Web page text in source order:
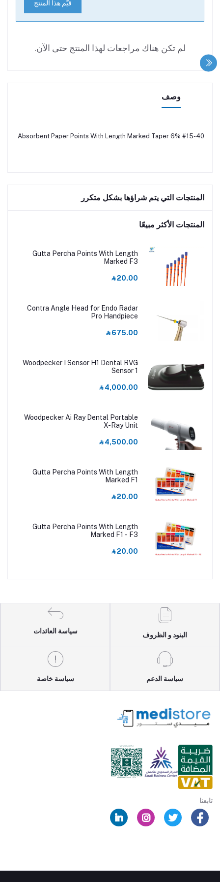
قيّم هذا المنتج
لم تكن هناك مراجعات لهذا المنتج حتى الآن.
وصف
Absorbent Paper Points With Length Marked Taper 6% #15-40
المنتجات التي يتم شراؤها بشكل متكرر
المنتجات الأكثر مبيعًا
Gutta Percha Points With Length
Marked F3
‎⃁ 20.00
Contra Angle Head for Endo Radar
Pro Handpiece
‎⃁ 675.00
Woodpecker I Sensor H1 Dental RVG
Sensor 1
‎⃁ 4,000.00
Woodpecker Ai Ray Dental Portable
X-Ray Unit
‎⃁ 4,500.00
Gutta Percha Points With Length
Marked F1
‎⃁ 20.00
Gutta Percha Points With Length
Marked F1 - F3
‎⃁ 20.00
البنود و الظروف
سياسة العائدات
سياسة الدعم سياسة خاصة
تابعنا